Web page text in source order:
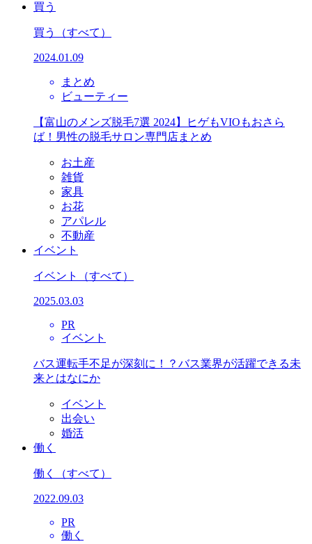
買う
買う （すべて）
2024.01.09
まとめ
ビューティー
【富山のメンズ脱毛7選 2024】ヒゲもVIOもおさら
ば！男性の脱毛サロン専門店まとめ
お土産
雑貨
家具
お花
アパレル
不動産
イベント
イベント （すべて）
2025.03.03
PR
イベント
バス運転手不足が深刻に！？バス業界が活躍できる未
来とはなにか
イベント
出会い
婚活
働く
働く （すべて）
2022.09.03
PR
働く